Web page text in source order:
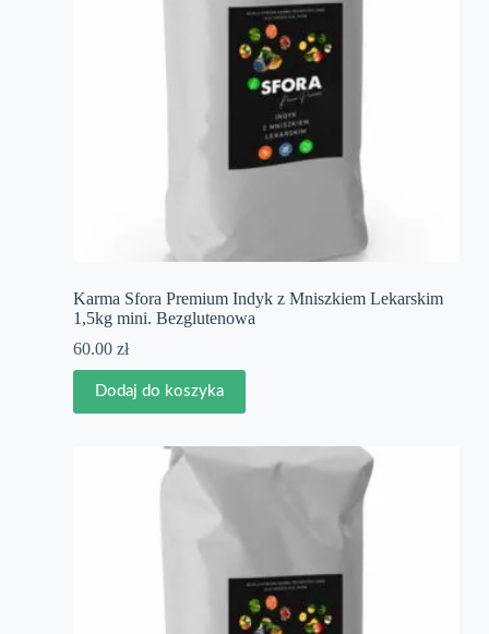
Karma Sfora Premium Indyk z Mniszkiem Lekarskim
1,5kg mini. Bezglutenowa
60.00 zł
Dodaj do koszyka